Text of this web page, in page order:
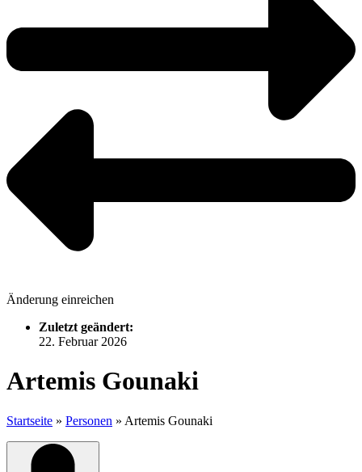
Änderung einreichen
Zuletzt geändert:
22. Februar 2026
Artemis Gounaki
Startseite » Personen » Artemis Gounaki